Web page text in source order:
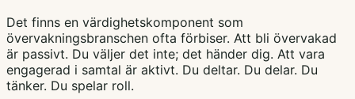
Det finns en värdighetskomponent som
övervakningsbranschen ofta förbiser. Att bli övervakad
är passivt. Du väljer det inte; det händer dig. Att vara
engagerad i samtal är aktivt. Du deltar. Du delar. Du
tänker. Du spelar roll.